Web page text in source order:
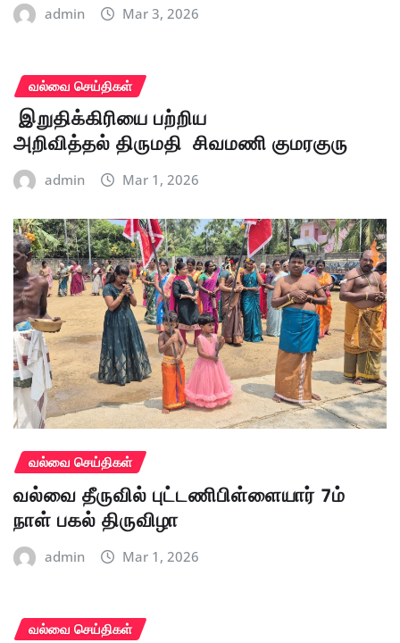
admin Mar 3, 2026
வல்வை செய்திகள்
இறுதிக்கிரியை பற்றிய
அறிவித்தல் திருமதி சிவமணி குமரகுரு
admin Mar 1, 2026
வல்வை செய்திகள்
வல்வை தீருவில் புட்டணிபிள்ளையார் 7ம்
நாள் பகல் திருவிழா
admin Mar 1, 2026
வல்வை செய்திகள்